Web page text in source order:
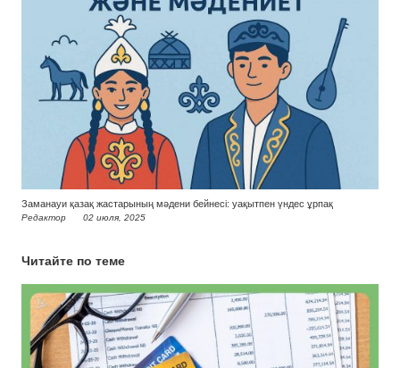
Заманауи қазақ жастарының мәдени бейнесі: уақытпен үндес ұрпақ
Редактор 02 июля, 2025
Читайте по теме